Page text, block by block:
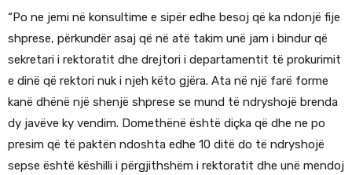
“Po ne jemi në konsultime e sipër edhe besoj që ka ndonjë fije
shprese, përkundër asaj që në atë takim unë jam i bindur që
sekretari i rektoratit dhe drejtori i departamentit të prokurimit
e dinë që rektori nuk i njeh këto gjëra. Ata në një farë forme
kanë dhënë një shenjë shprese se mund të ndryshojë brenda
dy javëve ky vendim. Domethënë është diçka që dhe ne po
presim që të paktën ndoshta edhe 10 ditë do të ndryshojë
sepse është këshilli i përgjithshëm i rektoratit dhe unë mendoj